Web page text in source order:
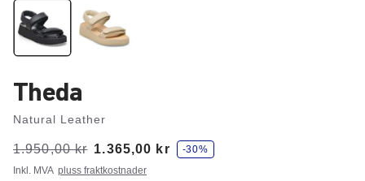
Theda
Natural Leather
Var:
1.950,00 kr
er 1.365,00 kr
s
p
a
r
-30%
Inkl. MVA pluss fraktkostnader